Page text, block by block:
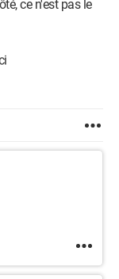
ce n'est pas le